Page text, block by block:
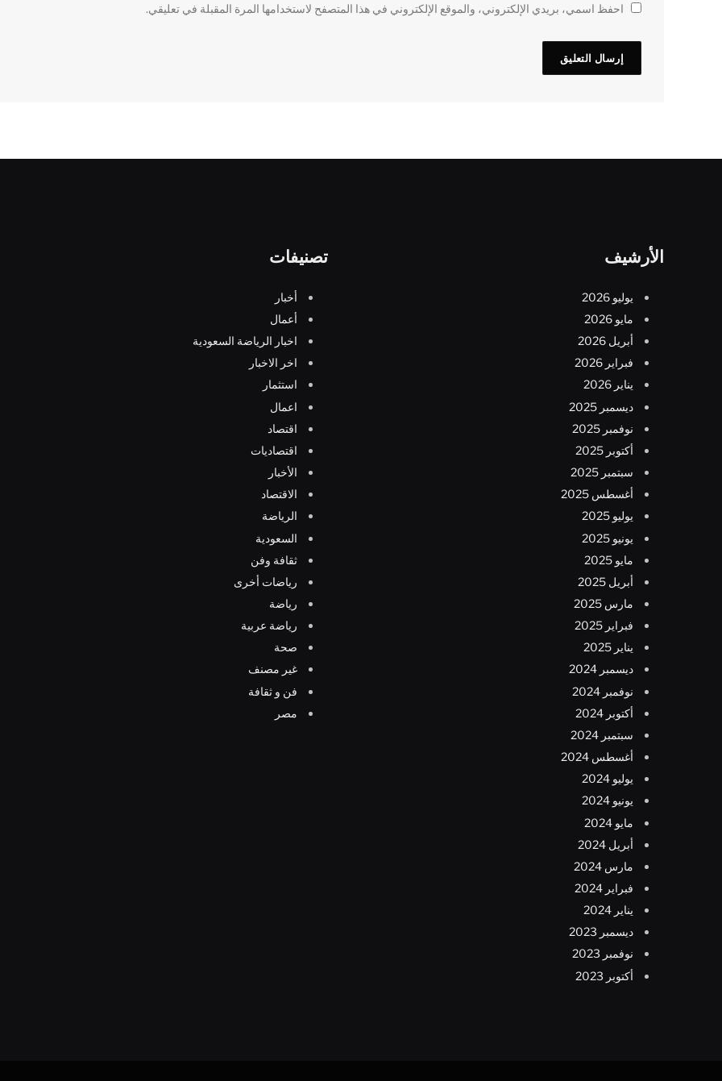
احفظ اسمي، بريدي الإلكتروني، والموقع الإلكتروني في هذا المتصفح لاستخدامها المرة المقبلة في تعليقي.
الأرشيف
يوليو 2026
مايو 2026
أبريل 2026
فبراير 2026
يناير 2026
ديسمبر 2025
نوفمبر 2025
أكتوبر 2025
سبتمبر 2025
أغسطس 2025
يوليو 2025
يونيو 2025
مايو 2025
أبريل 2025
مارس 2025
فبراير 2025
يناير 2025
ديسمبر 2024
نوفمبر 2024
أكتوبر 2024
سبتمبر 2024
أغسطس 2024
يوليو 2024
يونيو 2024
مايو 2024
أبريل 2024
مارس 2024
فبراير 2024
يناير 2024
ديسمبر 2023
نوفمبر 2023
أكتوبر 2023
تصنيفات
أخبار
أعمال
اخبار الرياضة السعودية
اخر الاخبار
استثمار
اعمال
اقتصاد
اقتصاديات
الأخبار
الاقتصاد
الرياضة
السعودية
ثقافة وفن
رياضات أخرى
رياضة
رياضة عربية
صحة
غير مصنف
فن و ثقافة
مصر